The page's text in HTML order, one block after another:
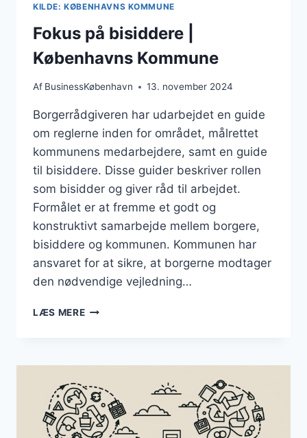
KILDE: KØBENHAVNS KOMMUNE
Fokus på bisiddere |
Københavns Kommune
Af BusinessKøbenhavn 13. november 2024
Borgerrådgiveren har udarbejdet en guide
om reglerne inden for området, målrettet
kommunens medarbejdere, samt en guide
til bisiddere. Disse guider beskriver rollen
som bisidder og giver råd til arbejdet.
Formålet er at fremme et godt og
konstruktivt samarbejde mellem borgere,
bisiddere og kommunen. Kommunen har
ansvaret for at sikre, at borgerne modtager
den nødvendige vejledning…
LÆS MEREFOKUS
KØBENHAVNS